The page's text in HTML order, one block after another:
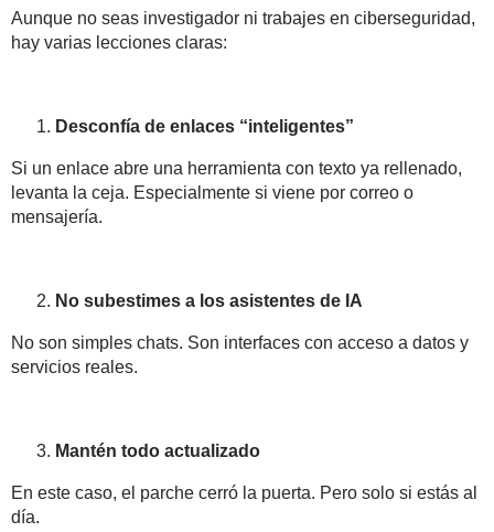
Aunque no seas investigador ni trabajes en ciberseguridad,
hay varias lecciones claras:
Desconfía de enlaces “inteligentes”
Si un enlace abre una herramienta con texto ya rellenado,
levanta la ceja. Especialmente si viene por correo o
mensajería.
No subestimes a los asistentes de IA
No son simples chats. Son interfaces con acceso a datos y
servicios reales.
Mantén todo actualizado
En este caso, el parche cerró la puerta. Pero solo si estás al
día.